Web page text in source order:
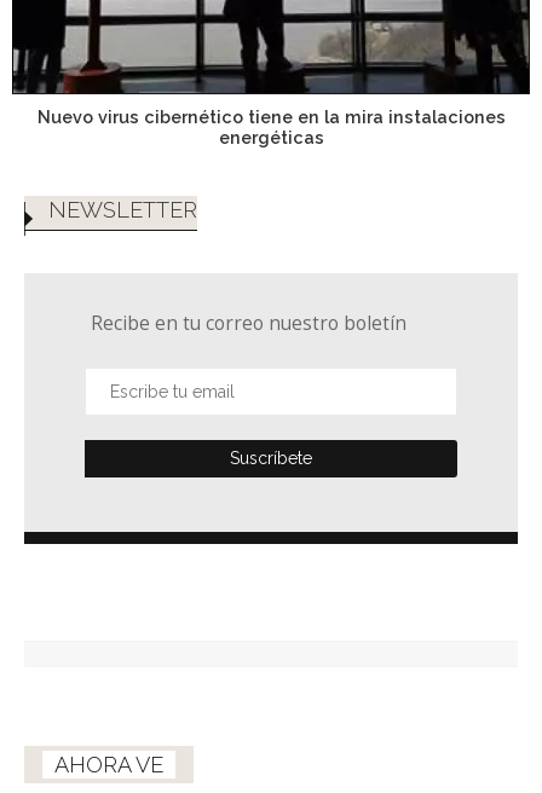
Nuevo virus cibernético tiene en la mira instalaciones
energéticas
NEWSLETTER
Recibe en tu correo nuestro boletín
AHORA VE